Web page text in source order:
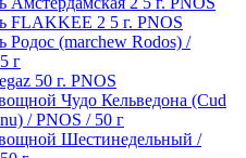
FLAKKEE 2 5 г. PNOS
Родос (marchew Rodos) /
г
50 г. PNOS
Чудо Кельведона (Cud
/ PNOS / 50 г
Шестинедельный /